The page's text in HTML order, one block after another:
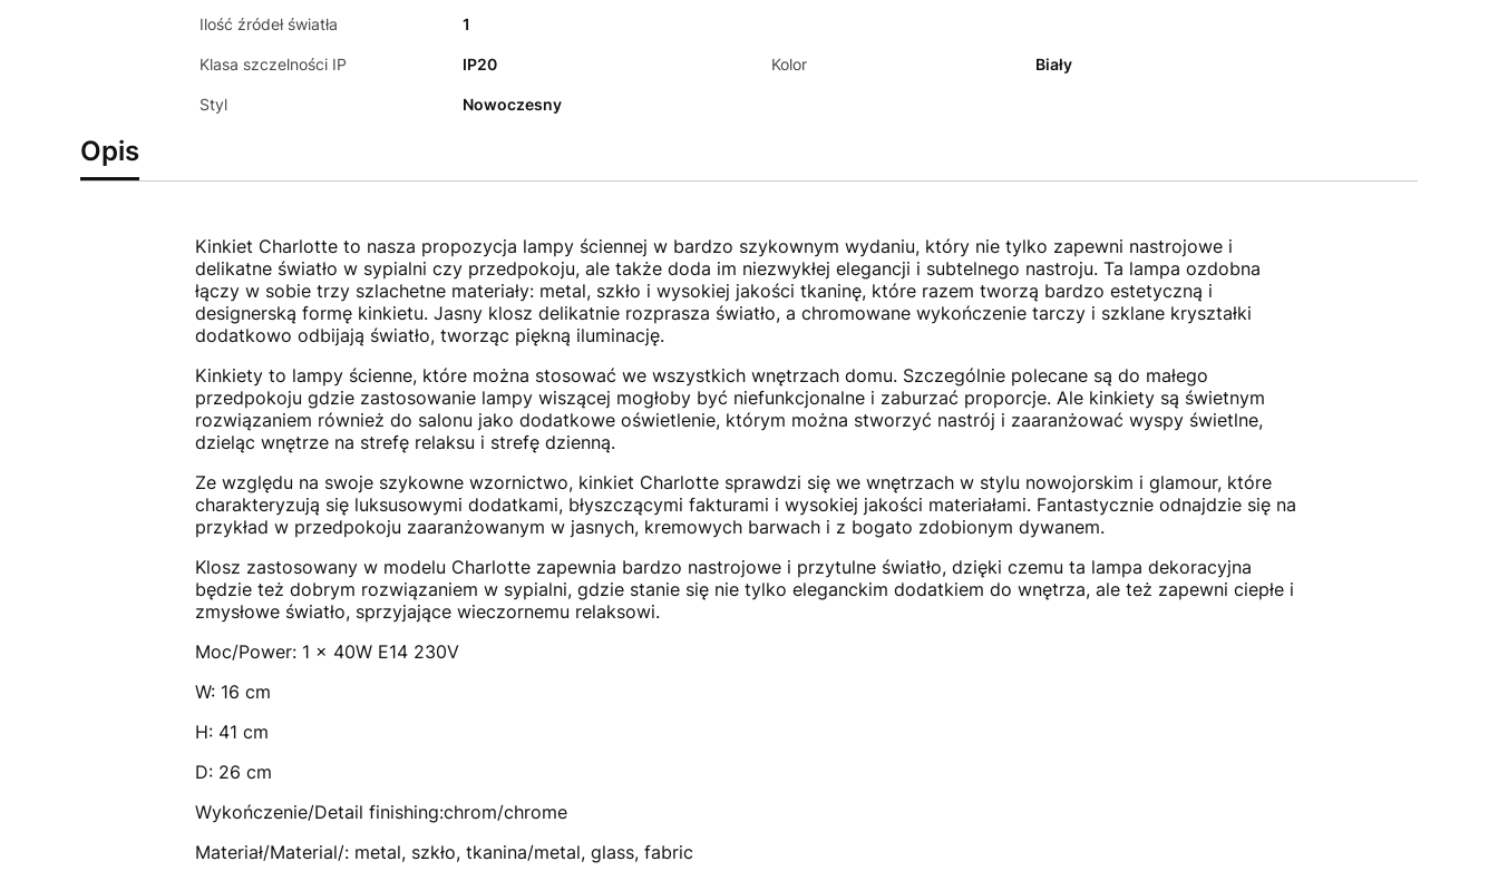
Ilość źródeł światła 1
Klasa szczelności IP IP20 Kolor Biały
Styl Nowoczesny
Opis
Kinkiet Charlotte to nasza propozycja lampy ściennej w bardzo szykownym wydaniu, który nie tylko zapewni nastrojowe i
delikatne światło w sypialni czy przedpokoju, ale także doda im niezwykłej elegancji i subtelnego nastroju. Ta lampa ozdobna
łączy w sobie trzy szlachetne materiały: metal, szkło i wysokiej jakości tkaninę, które razem tworzą bardzo estetyczną i
designerską formę kinkietu. Jasny klosz delikatnie rozprasza światło, a chromowane wykończenie tarczy i szklane kryształki
dodatkowo odbijają światło, tworząc piękną iluminację.
Kinkiety to lampy ścienne, które można stosować we wszystkich wnętrzach domu. Szczególnie polecane są do małego
przedpokoju gdzie zastosowanie lampy wiszącej mogłoby być niefunkcjonalne i zaburzać proporcje. Ale kinkiety są świetnym
rozwiązaniem również do salonu jako dodatkowe oświetlenie, którym można stworzyć nastrój i zaaranżować wyspy świetlne,
dzieląc wnętrze na strefę relaksu i strefę dzienną.
Ze względu na swoje szykowne wzornictwo, kinkiet Charlotte sprawdzi się we wnętrzach w stylu nowojorskim i glamour, które
charakteryzują się luksusowymi dodatkami, błyszczącymi fakturami i wysokiej jakości materiałami. Fantastycznie odnajdzie się na
przykład w przedpokoju zaaranżowanym w jasnych, kremowych barwach i z bogato zdobionym dywanem.
Klosz zastosowany w modelu Charlotte zapewnia bardzo nastrojowe i przytulne światło, dzięki czemu ta lampa dekoracyjna
będzie też dobrym rozwiązaniem w sypialni, gdzie stanie się nie tylko eleganckim dodatkiem do wnętrza, ale też zapewni ciepłe i
zmysłowe światło, sprzyjające wieczornemu relaksowi.
Moc/Power: 1 x 40W E14 230V
W: 16 cm
H: 41 cm
D: 26 cm
Wykończenie/Detail finishing:chrom/chrome
Materiał/Material/: metal, szkło, tkanina/metal, glass, fabric